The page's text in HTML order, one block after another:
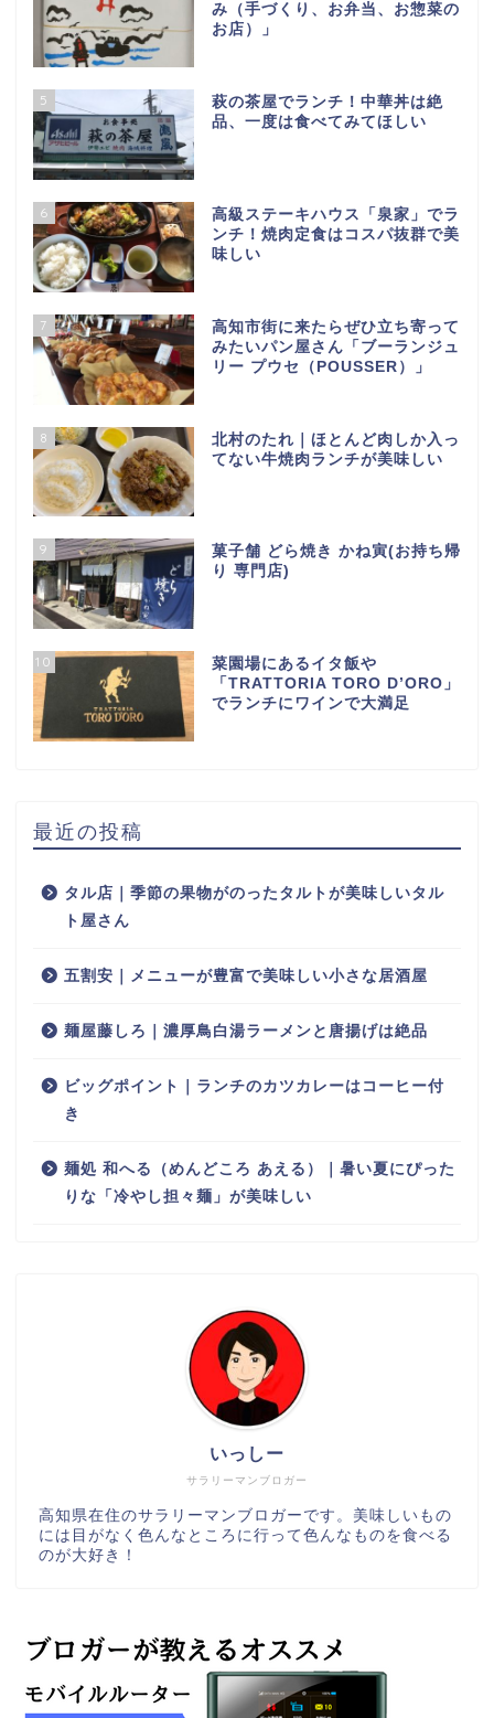
み（手づくり、お弁当、お惣菜の
お店）」
5
萩の茶屋でランチ！中華丼は絶
品、一度は食べてみてほしい
6
高級ステーキハウス「泉家」でラ
ンチ！焼肉定食はコスパ抜群で美
味しい
7
高知市街に来たらぜひ立ち寄って
みたいパン屋さん「ブーランジュ
リー プウセ（POUSSER）」
8
北村のたれ｜ほとんど肉しか入っ
てない牛焼肉ランチが美味しい
9
菓子舗 どら焼き かね寅(お持ち帰
り 専門店)
10
菜園場にあるイタ飯や
「TRATTORIA TORO D’ORO」
でランチにワインで大満足
最近の投稿
タル店｜季節の果物がのったタルトが美味しいタル
ト屋さん
五割安｜メニューが豊富で美味しい小さな居酒屋
麺屋藤しろ｜濃厚鳥白湯ラーメンと唐揚げは絶品
ビッグポイント｜ランチのカツカレーはコーヒー付
き
麺処 和へる（めんどころ あえる）｜暑い夏にぴった
りな「冷やし担々麺」が美味しい
サラリーマンブロガー
いっしー
高知県在住のサラリーマンブロガーです。美味しいもの
には目がなく色んなところに行って色んなものを食べる
のが大好き！